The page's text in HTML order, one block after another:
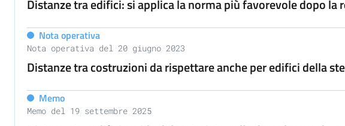
Distanze tra edifici: si applica la norma più favorevole dopo la
Nota operativa
Nota operativa del 20 giugno 2023
Distanze tra costruzioni da rispettare anche per edifici della
Memo
Memo del 19 settembre 2025